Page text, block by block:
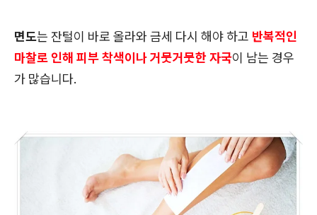
면도는 잔털이 바로 올라와 금세 다시 해야 하고 반복적인
마찰로 인해 피부 착색이나 거뭇거뭇한 자국이 남는 경우
가 많습니다.